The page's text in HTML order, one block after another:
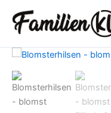
indholdet